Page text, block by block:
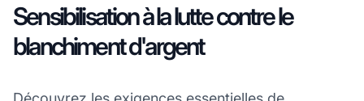
Sensibilisation à la lutte contre le
blanchiment d'argent